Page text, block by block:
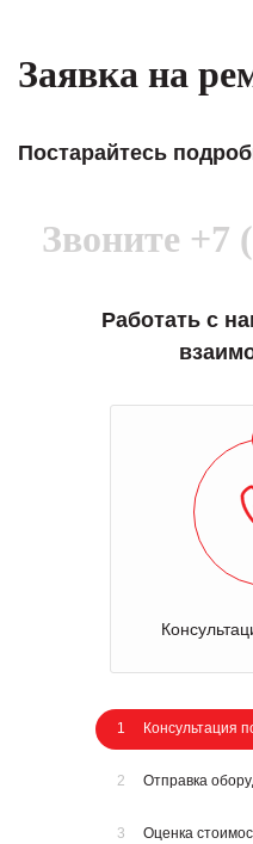
Заявка на
Постарайтесь
Звоните +7
Работать с
1 Консультация
2 Отправка
3 Оценка